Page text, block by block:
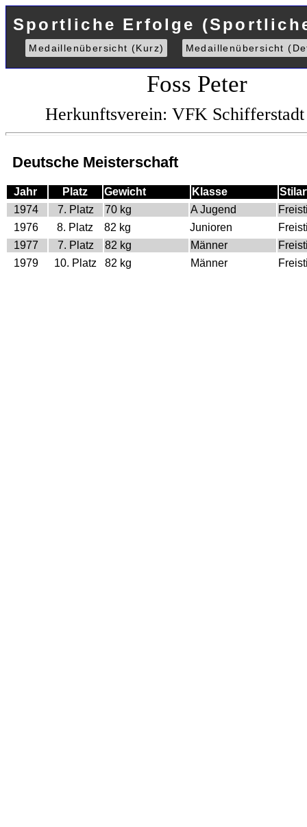
Sportliche Erfolge
Medaillenübersicht (Kurz) Medaillenübersicht
Foss Peter
Herkunftsverein: VFK
Deutsche Meisterschaft
Jahr Platz Gewicht Klasse
1974
7. Platz 70 kg A Jugend
1976
8. Platz 82 kg Junioren
1977
7. Platz 82 kg Männer
1979
10. Platz 82 kg Männer